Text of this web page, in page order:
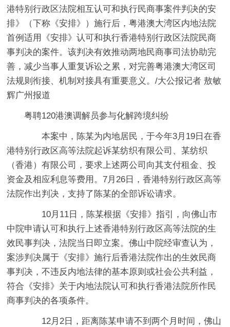
港特别行政区法院相互认可和执行民商事案件判决的安
排》（下称《安排》）施行后，粤港澳大湾区内地法院
首例适用《安排》认可和执行香港特别行政区法院民商
事判决的案件。该判决有效推动两地民商事司法协助完
善，减少当事人重复诉讼之累，对完善粤港澳大湾区司
法规则衔接、机制对接具有重要意义。/大公报记者 敖敏
辉广州报道
粤聘120港澳调解员参与化解跨境纠纷
本案中，陈某为内地居民，于今年3月19日在香
港特别行政区高等法院起诉某纺织有限公司、某纺织
（香港）有限公司，要求上述两公司向其支付租金、投
资金及相应利息等费用。7月26日，香港特别行政区高等
法院作出判决，支持了陈某的全部诉讼请求。
10月11日，陈某根据《安排》指引，向佛山市
中院申请认可和执行上述香港特别行政区高等法院的生
效民事判决，法院当日即立案。佛山中院经审查认为，
案涉判决属于《安排》施行后香港法院作出的生效民商
事判决，不违反内地法律的基本原则或社会公共利益，
符合《安排》关于内地法院认可和执行香港法院所作民
商事判决的各项条件。
12月2日，距离陈某申请不到两个月时间，佛山